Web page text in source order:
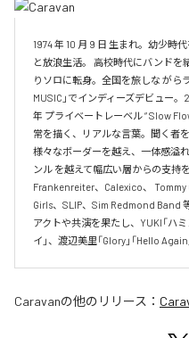
1974 年 10 月 9 日 生まれ。幼少時
と放浪生活。 高校時代にバンドを
りソロに転身。全国を旅しな がら
MUSIC」でインディーズデビュー
年 プライベートレーベル “ Slow
常を描く、リアルな言葉。聞く者
様々なボーダーを越え、一体感溢
ンル を越えて幅広い層からの支持
Frankenreiter、Calexico、
Girls、SLIP、Sim Redmond Band
アクトや共演を果たし、YUKI「ハミ
イ」、渡辺美里「Glory」「Hello
Caravanの他のリリース：